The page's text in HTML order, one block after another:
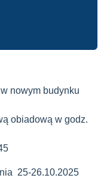
nowym budynku
obiadową w godz.
25-26.10.2025